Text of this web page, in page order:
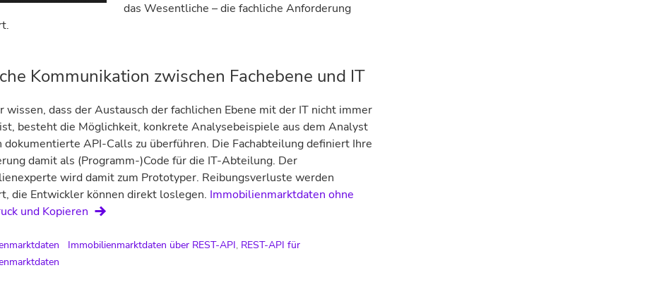
das Wesentliche – die fachliche Anforderung
Kommunikation zwischen Fachebene und IT
wissen, dass der Austausch der fachlichen Ebene mit der IT nicht immer
besteht die Möglichkeit, konkrete Analysebeispiele aus dem Analyst
dokumentierte API-Calls zu überführen. Die Fachabteilung definiert Ihre
damit als (Programm-)Code für die IT-Abteilung. Der
wird damit zum Prototyper. Reibungsverluste werden
die Entwickler können direkt loslegen. Immobilienmarktdaten ohne
und Kopieren
Immobilienmarktdaten über REST-API, REST-API für